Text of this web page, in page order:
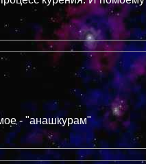
- "анашкурам"